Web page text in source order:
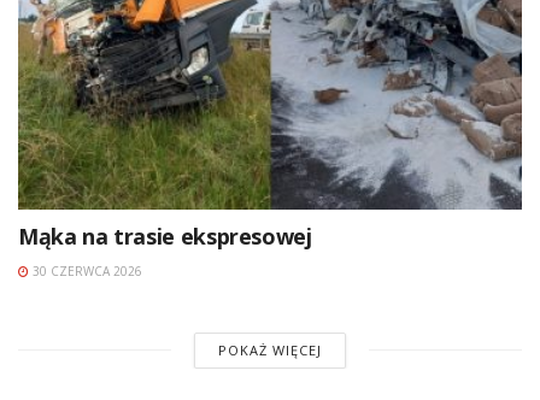
Mąka na trasie ekspresowej
30 CZERWCA 2026
POKAŻ WIĘCEJ